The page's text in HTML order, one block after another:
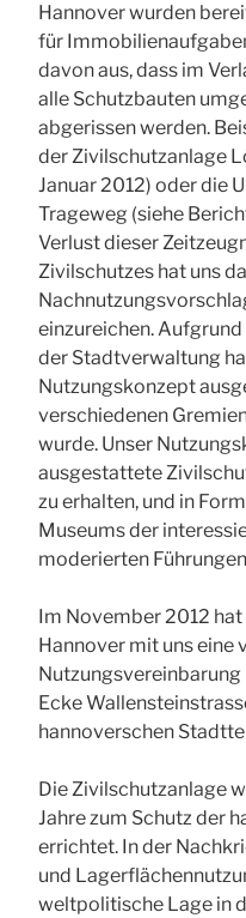
Hannover wurden
für
davon aus, dass im
alle Schutzbauten
abgerissen werden.
der Zivilschutzanlage
Januar 2012) oder die
Trageweg (siehe
Verlust dieser
Zivilschutzes hat uns
einzureichen.
der Stadtverwaltung
Nutzungskonzept
verschiedenen
wurde. Unser
ausgestattete
zu erhalten, und in
Museums der
moderierten
Im November 2012
Hannover mit uns eine
Ecke
hannoverschen
Die Zivilschutzanlage
Jahre zum Schutz der
errichtet. In der
und
weltpolitische Lage in